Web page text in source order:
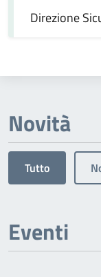
Direzione
Novità
Tutto
Eventi